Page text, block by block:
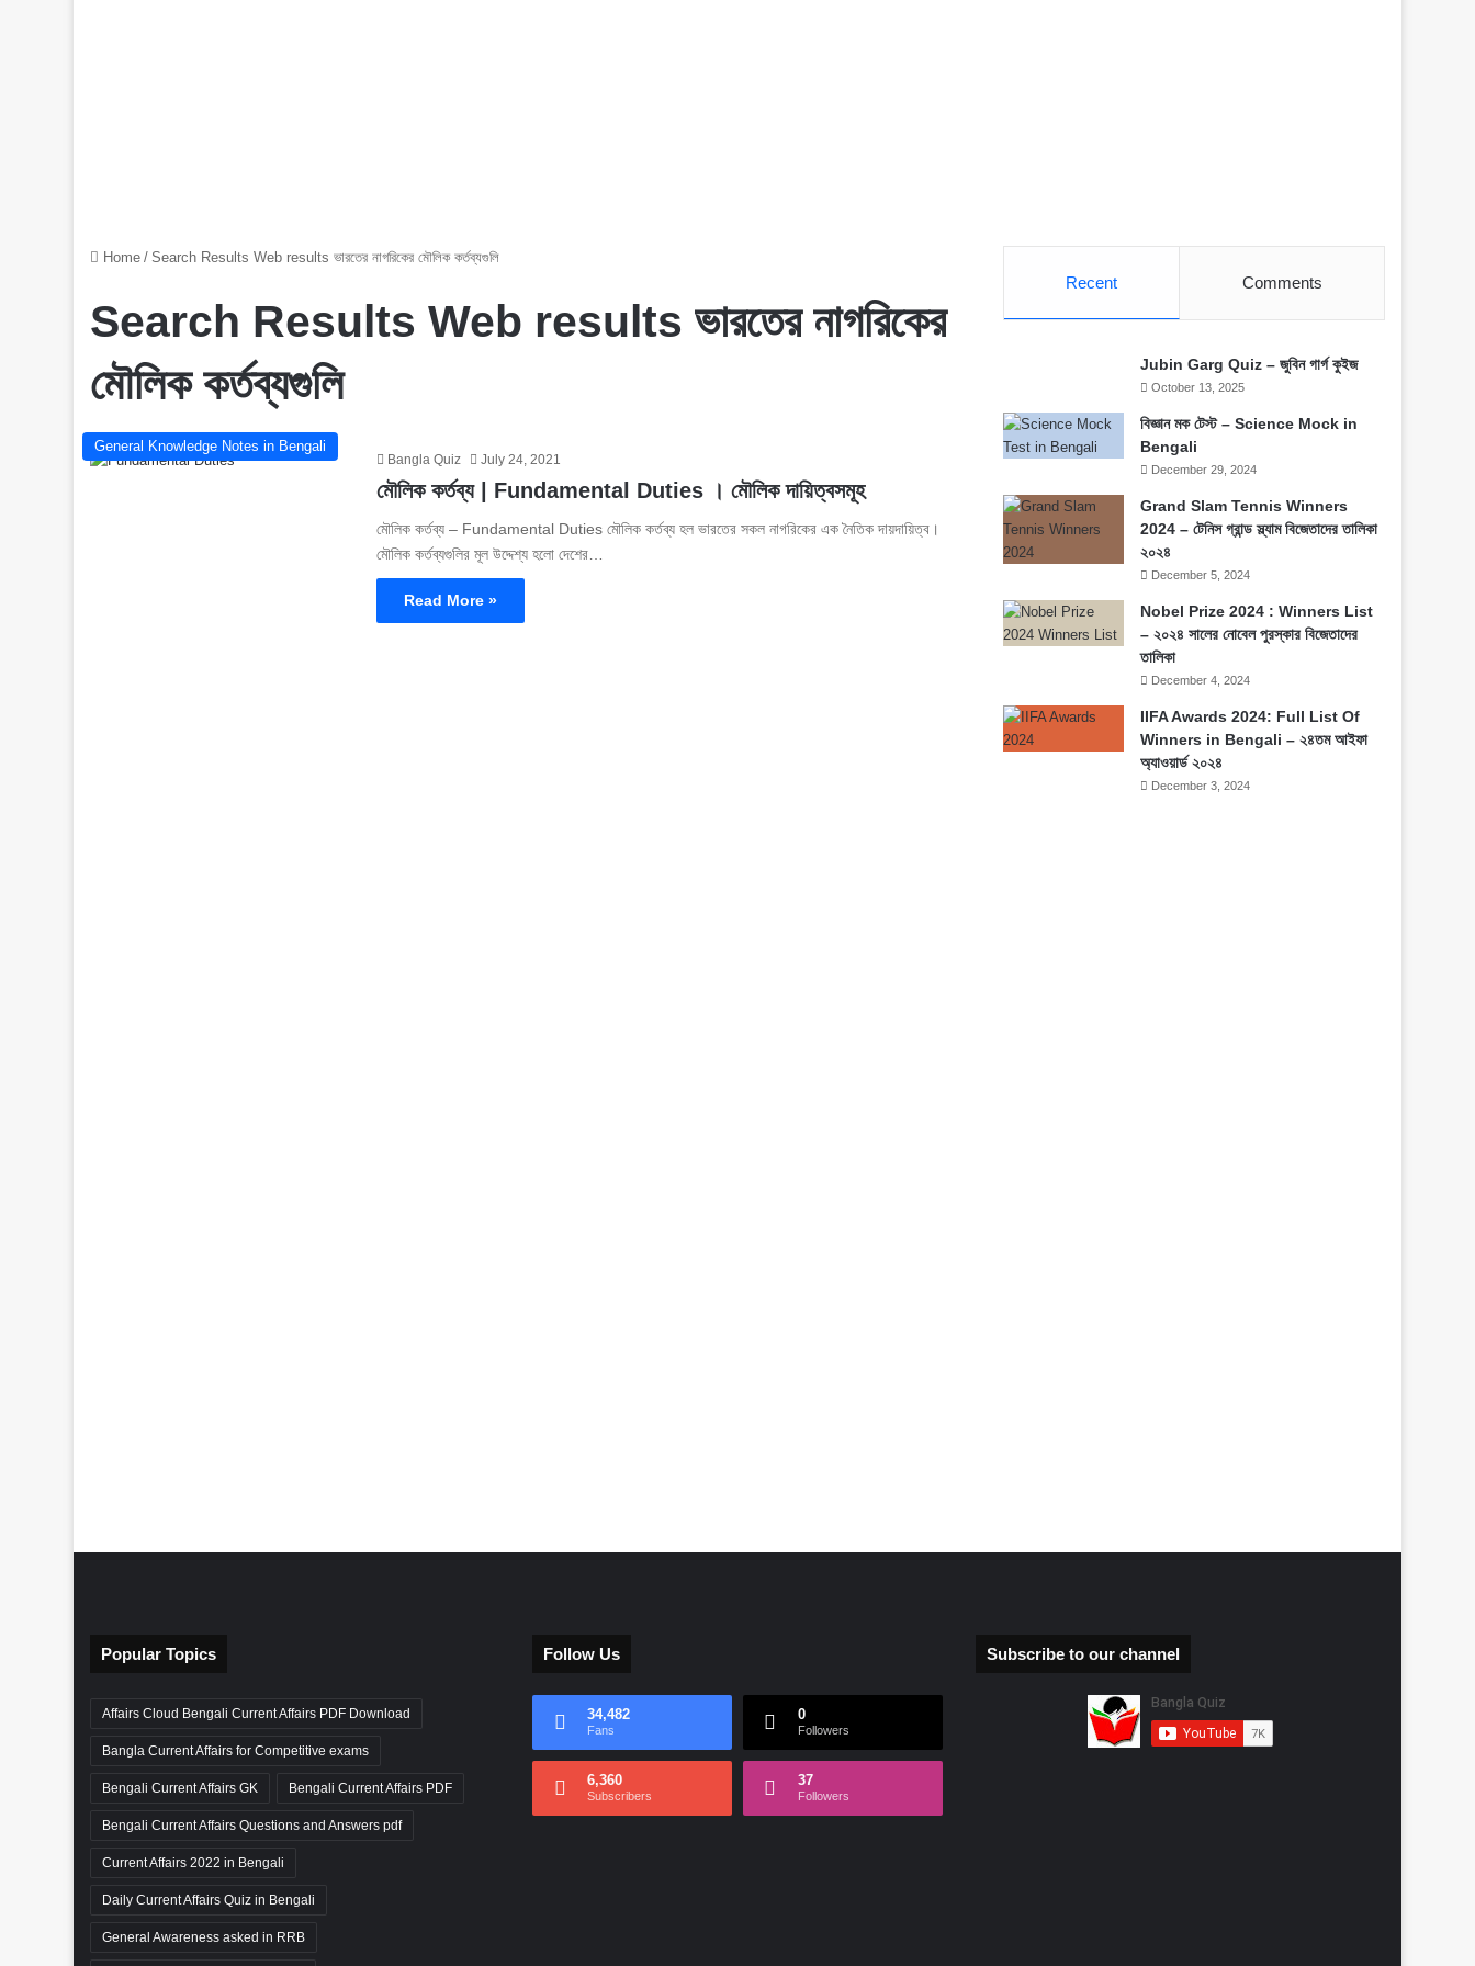
Home / Search Results Web results ভারতের নাগরিকের মৌলিক কর্তব্যগুলি
Search Results Web results ভারতের নাগরিকের
মৌলিক কর্তব্যগুলি
General Knowledge Notes in Bengali
Bangla Quiz July 24, 2021
মৌলিক কর্তব্য | Fundamental Duties । মৌলিক দায়িত্বসমূহ
মৌলিক কর্তব্য – Fundamental Duties মৌলিক কর্তব্য হল ভারতের সকল নাগরিকের এক নৈতিক দায়দায়িত্ব।
মৌলিক কর্তব্যগুলির মূল উদ্দেশ্য হলো দেশের…
Read More »
Recent Comments
Jubin Garg Quiz – জুবিন গার্গ কুইজ
October 13, 2025
বিজ্ঞান মক টেস্ট – Science Mock in
Bengali
December 29, 2024
Grand Slam Tennis Winners
2024 – টেনিস গ্রান্ড স্ল্যাম বিজেতাদের তালিকা
২০২৪
December 5, 2024
Nobel Prize 2024 : Winners List
– ২০২৪ সালের নোবেল পুরস্কার বিজেতাদের
তালিকা
December 4, 2024
IIFA Awards 2024: Full List Of
Winners in Bengali – ২৪তম আইফা
অ্যাওয়ার্ড ২০২৪
December 3, 2024
Popular Topics
Affairs Cloud Bengali Current Affairs PDF Download
Bangla Current Affairs for Competitive exams
Bengali Current Affairs GK Bengali Current Affairs PDF
Bengali Current Affairs Questions and Answers pdf
Current Affairs 2022 in Bengali
Daily Current Affairs Quiz in Bengali
General Awareness asked in RRB
Follow Us
34,482
Fans
0
Followers
6,360
Subscribers
37
Followers
Subscribe to our channel